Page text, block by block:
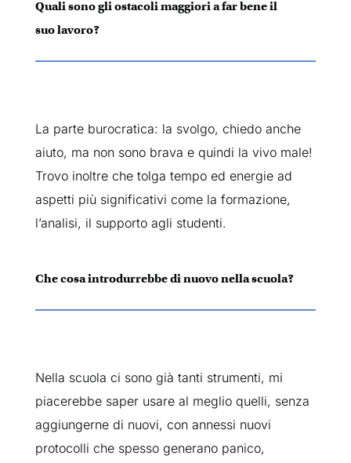
Quali sono gli ostacoli maggiori a far bene il
suo lavoro?
La parte burocratica: la svolgo, chiedo anche
aiuto, ma non sono brava e quindi la vivo male!
Trovo inoltre che tolga tempo ed energie ad
aspetti più significativi come la formazione,
l’analisi, il supporto agli studenti.
Che cosa introdurrebbe di nuovo nella scuola?
Nella scuola ci sono già tanti strumenti, mi
piacerebbe saper usare al meglio quelli, senza
aggiungerne di nuovi, con annessi nuovi
protocolli che spesso generano panico,